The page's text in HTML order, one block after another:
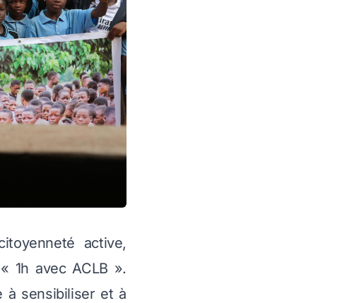
active,
1h avec ACLB ».
à sensibiliser et à